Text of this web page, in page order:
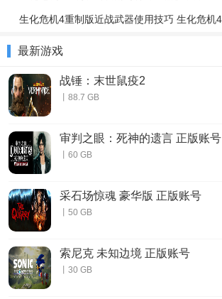
最新游戏
战锤：末世鼠疫2
丨88.7 GB
审判之眼：死神的遗言 正版账号
丨60 GB
采石场惊魂 豪华版 正版账号
丨50 GB
索尼克 未知边境 正版账号
丨30 GB